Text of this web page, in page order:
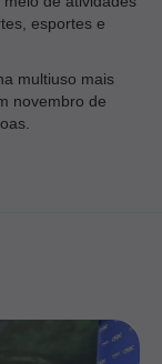
esportes e
multiuso mais
novembro de